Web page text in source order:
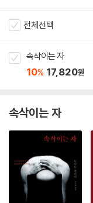
전체선택
속삭이는 자
10% 17,820원
속삭이는 자